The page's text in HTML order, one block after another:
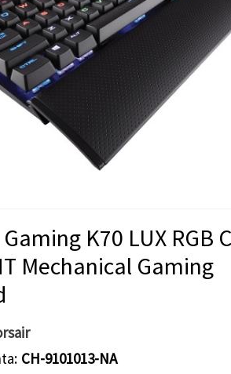
Gaming K70 LUX RGB
Mechanical Gaming
CH-9101013-NA